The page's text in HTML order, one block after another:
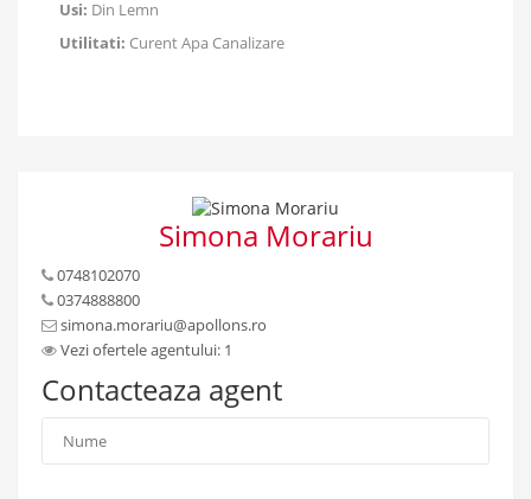
Usi: Din Lemn
Utilitati: Curent Apa Canalizare
Simona Morariu
0748102070
0374888800
simona.morariu@apollons.ro
Vezi ofertele agentului: 1
Contacteaza agent